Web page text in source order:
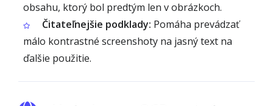
obsahu, ktorý bol predtým len v obrázkoch.
Čitateľnejšie podklady: Pomáha prevádzať
málo kontrastné screenshoty na jasný text na
ďalšie použitie.